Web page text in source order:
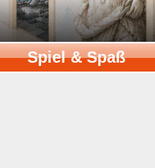
Spiel & Spaß